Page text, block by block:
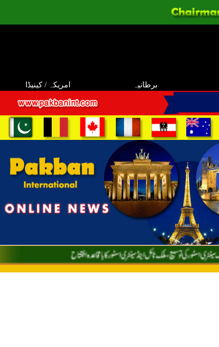
امریکہ / کینیڈا برطانیہ